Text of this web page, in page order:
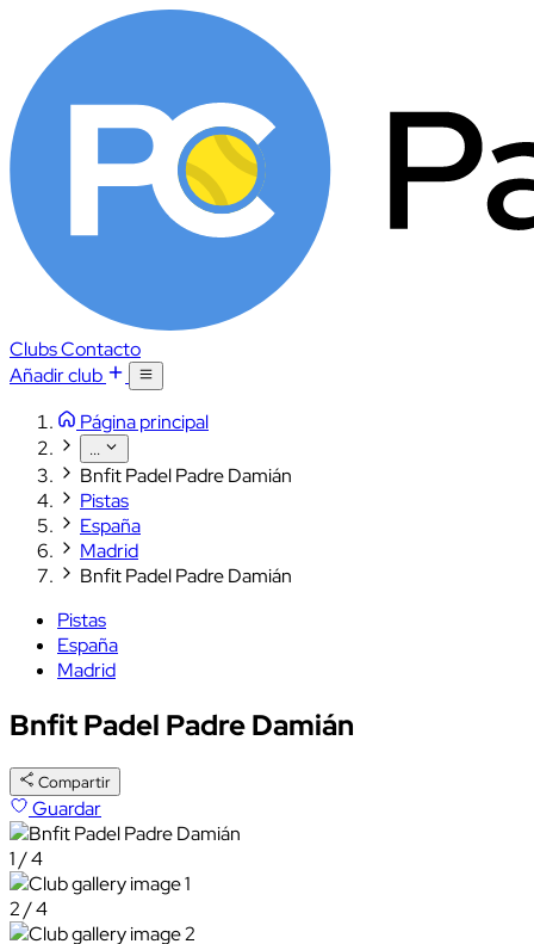
ClubsContacto
Añadir club
Página principal
...
Bnfit Padel Padre Damián
Pistas
España
Madrid
Bnfit Padel Padre Damián
Pistas
España
Madrid
Bnfit Padel Padre Damián
Compartir
Guardar
1 / 4
2 / 4